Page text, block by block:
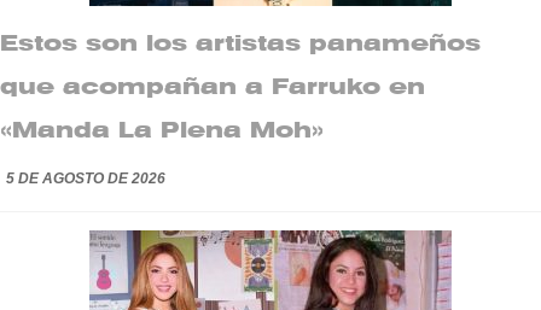
Estos son los artistas panameños
que acompañan a Farruko en
«Manda La Plena Moh»
5 DE AGOSTO DE 2026